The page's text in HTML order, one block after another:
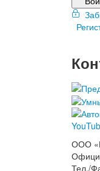
ООО
Тел./